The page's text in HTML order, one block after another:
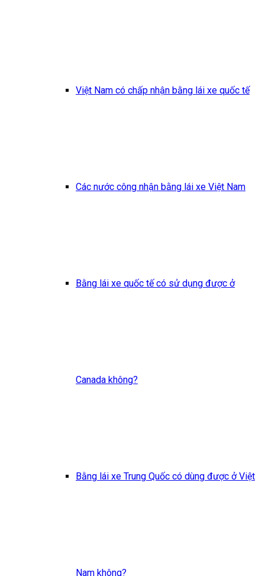
Việt Nam có chấp nhận bằng lái xe quốc tế
Các nước công nhận bằng lái xe Việt Nam
Bằng lái xe quốc tế có sử dụng được ở
Canada không?
Bằng lái xe Trung Quốc có dùng được ở Việt
Nam không?